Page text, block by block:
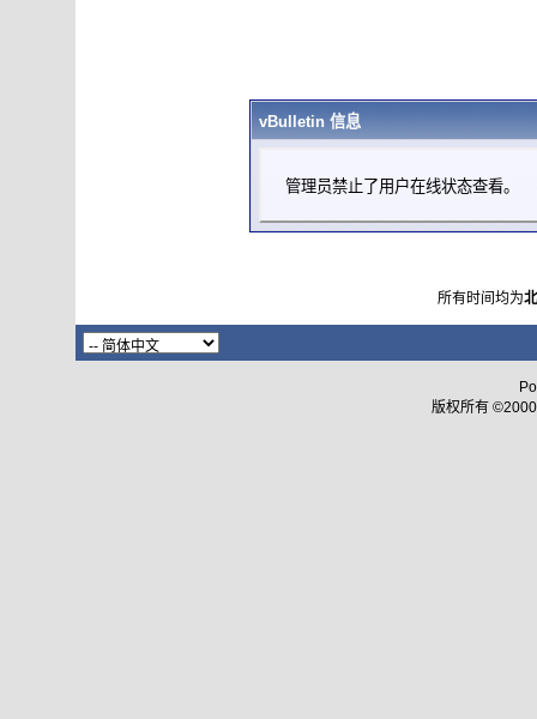
vBulletin 信息
管理员禁止了用户在线状态查看。
所有时间均为
版权所有